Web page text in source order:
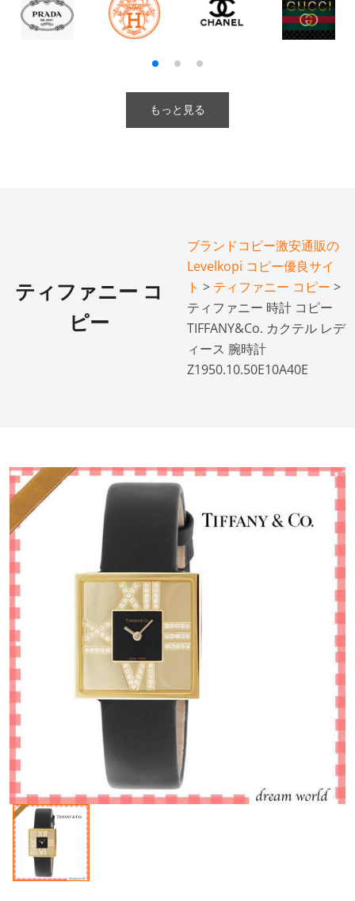
もっと見る
ティファニー コ
ピー
ブランドコピー激安通販の
Levelkopi コピー優良サイ
ト > ティファニー コピー >
ティファニー 時計 コピー
TIFFANY&Co. カクテル レデ
ィース 腕時計
Z1950.10.50E10A40E